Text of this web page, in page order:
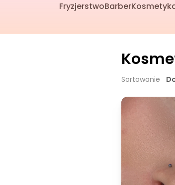
FryzjerstwoBarber
Sortowanie